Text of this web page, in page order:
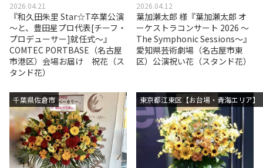
2026.04.21
『和久田朱里 Star☆T卒業公演
～と、豊田星プロ代表[チーフ・
プロデューサー]就任式～』
COMTEC PORTBASE（名古屋
市港区）会場お届け 祝花（ス
タンド花）
2026.04.12
葉加瀬太郎 様『葉加瀬太郎 オ
ーケストラコンサート 2026 〜
The Symphonic Sessions〜』
愛知県芸術劇場（名古屋市東
区）公演祝い花（スタンド花）
千葉県佐倉市 東京都江東区【お台場・青海エリア】